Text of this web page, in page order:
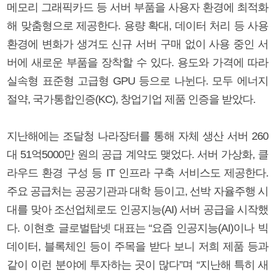
메모리 그래픽카드 등 서버 부품을 사용자 환경에 최적화
해 맞춤형으로 제공한다. 용량 확대, 데이터 처리 등 사용
환경에 변화가 생겨도 신규 서버 구매 없이 사용 중인 서
버에 새로운 부품을 장착할 수 있다. 용도와 가격에 따라
실속형 표준형 고급형 GPU 등으로 나뉜다. 모두 에너지
절약, 국가통합인증(KC), 창업기업 제품 인증을 받았다.
지난해에는 조달청 나라장터를 통해 자체 생산 서버 260
대 51억5000만 원의 공급 계약도 맺었다. 서버 가상화, 클
라우드 환경 구성 등 IT 인프라 구축 서비스도 제공한다.
주요 공급처는 공공기관과 대학 등이고, 선박 자율주행 시
대를 맞아 조선업체로도 인공지능(AI) 서버 공급을 시작했
다. 이현호 글로벌탑넷 대표는 “요즘 인공지능(AI)이나 빅
데이터, 블록체인 등이 주목을 받다 보니 저희 제품 등과
같이 이런 분야에 투자하는 곳이 많다”며 “지난해 특히 새